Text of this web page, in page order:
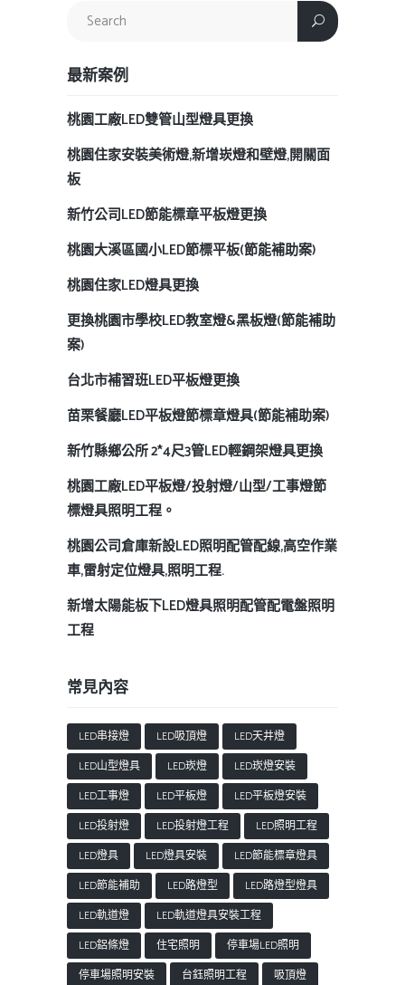
最新案例
桃園工廠LED雙管山型燈具更換
桃園住家安裝美術燈,新增崁燈和壁燈,開關面
板
新竹公司LED節能標章平板燈更換
桃園大溪區國小LED節標平板(節能補助案)
桃園住家LED燈具更換
更換桃園市學校LED教室燈&黑板燈(節能補助
案)
台北市補習班LED平板燈更換
苗栗餐廳LED平板燈節標章燈具(節能補助案)
新竹縣鄉公所 2*4尺3管LED輕鋼架燈具更換
桃園工廠LED平板燈/投射燈/山型/工事燈節
標燈具照明工程。
桃園公司倉庫新設LED照明配管配線,高空作業
車,雷射定位燈具,照明工程.
新增太陽能板下LED燈具照明配管配電盤照明
工程
常見內容
LED串接燈 LED吸頂燈
LED天井燈
LED山型燈具
LED崁燈
LED崁燈安裝
LED工事燈
LED平板燈
LED平板燈安裝
LED投射燈
LED投射燈工程
LED照明工程
LED燈具
LED燈具安裝
LED節能標章燈具
LED節能補助
LED路燈型
LED路燈型燈具
LED軌道燈
LED軌道燈具安裝工程
LED鋁條燈
住宅照明
停車場LED照明
停車場照明安裝
台鈺照明工程
吸頂燈